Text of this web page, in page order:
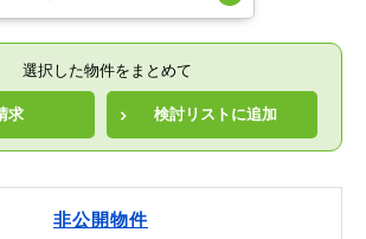
選択した物件をまとめて
求 検討リストに追加
非公開物件